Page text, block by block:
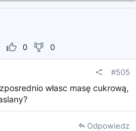
0 0
#505
własc masę cukrową,
Odpowiedz